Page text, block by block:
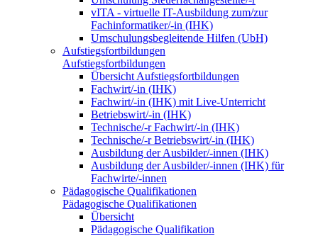
vITA - virtuelle IT-Ausbildung zum/zur
Fachinformatiker/-in (IHK)
Umschulungsbegleitende Hilfen (UbH)
Aufstiegsfortbildungen
Aufstiegsfortbildungen
Übersicht Aufstiegsfortbildungen
Fachwirt/-in (IHK)
Fachwirt/-in (IHK) mit Live-Unterricht
Betriebswirt/-in (IHK)
Technische/-r Fachwirt/-in (IHK)
Technische/-r Betriebswirt/-in (IHK)
Ausbildung der Ausbilder/-innen (IHK)
Ausbildung der Ausbilder/-innen (IHK) für
Fachwirte/-innen
Pädagogische Qualifikationen
Pädagogische Qualifikationen
Übersicht
Pädagogische Qualifikation